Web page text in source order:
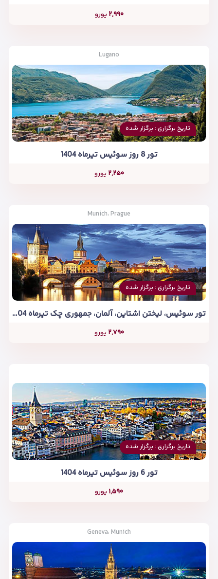
۲,۹۹۰ یورو
Lugano
تاریخ برگزاری : برگزار شده
تور 8 روز سوئیس تیرماه 1404
۲,۲۵۰ یورو
Munich، Prague
تاریخ برگزاری : برگزار شده
تور سوئیس، لیختن اشتاین، آلمان، جمهوری چک تیرماه 1404
۲,۷۹۰ یورو
تاریخ برگزاری : برگزار شده
تور 6 روز سوئیس تیرماه 1404
۱,۵۹۰ یورو
Geneva، Munich